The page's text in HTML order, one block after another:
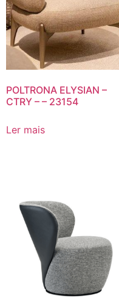
POLTRONA ELYSIAN –
CTRY – – 23154
Ler mais